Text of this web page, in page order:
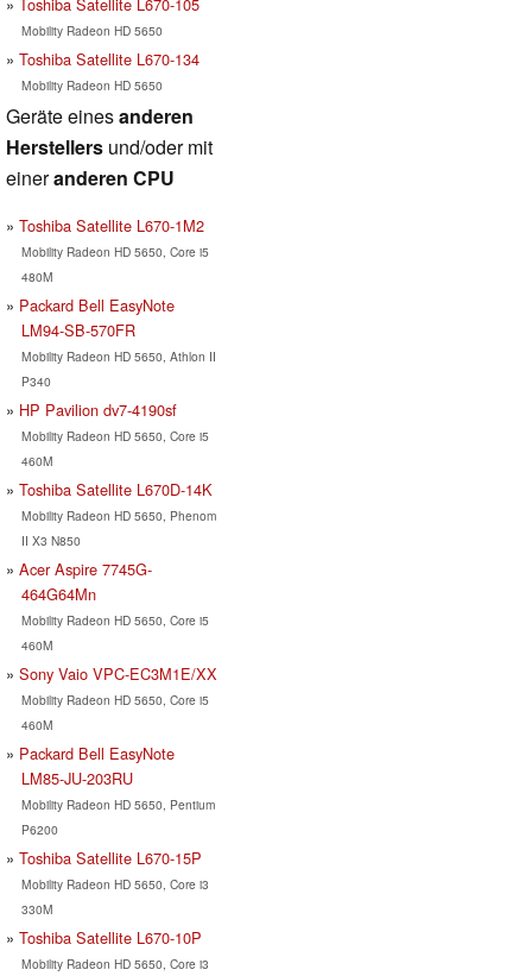
Mobility Radeon HD 5650
Toshiba Satellite L670-134
Mobility Radeon HD 5650
Geräte einesanderen
Herstellers und/oder mit
eineranderen CPU
Toshiba Satellite L670-1M2
Mobility Radeon HD 5650, Core i5
480M
Packard Bell EasyNote
LM94-SB-570FR
Mobility Radeon HD 5650, Athlon II
P340
HP Pavilion dv7-4190sf
Mobility Radeon HD 5650, Core i5
460M
Toshiba Satellite L670D-14K
Mobility Radeon HD 5650, Phenom
II X3 N850
Acer Aspire 7745G-
464G64Mn
Mobility Radeon HD 5650, Core i5
460M
Sony Vaio VPC-EC3M1E/XX
Mobility Radeon HD 5650, Core i5
460M
Packard Bell EasyNote
LM85-JU-203RU
Mobility Radeon HD 5650, Pentium
P6200
Toshiba Satellite L670-15P
Mobility Radeon HD 5650, Core i3
330M
Toshiba Satellite L670-10P
Mobility Radeon HD 5650, Core i3